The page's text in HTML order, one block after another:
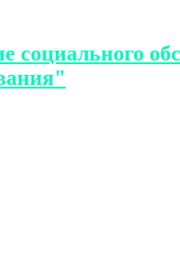
социального